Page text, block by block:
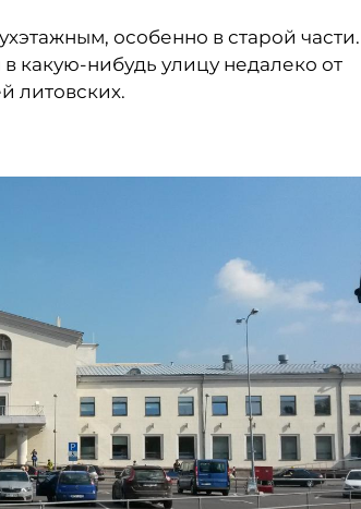
особенно в старой части.
какую-нибудь улицу недалеко от
литовских.